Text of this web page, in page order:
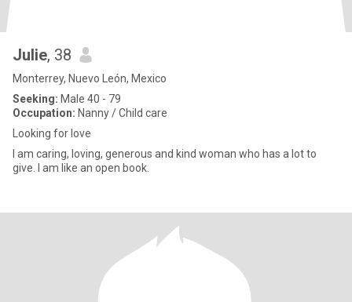
Julie, 38
Monterrey, Nuevo León, Mexico
Seeking: Male 40 - 79
Occupation: Nanny / Child care
Looking for love
I am caring, loving, generous and kind woman who has a lot to
give. I am like an open book.